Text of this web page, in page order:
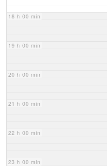
18 h 00 min
19 h 00 min
20 h 00 min
21 h 00 min
22 h 00 min
23 h 00 min